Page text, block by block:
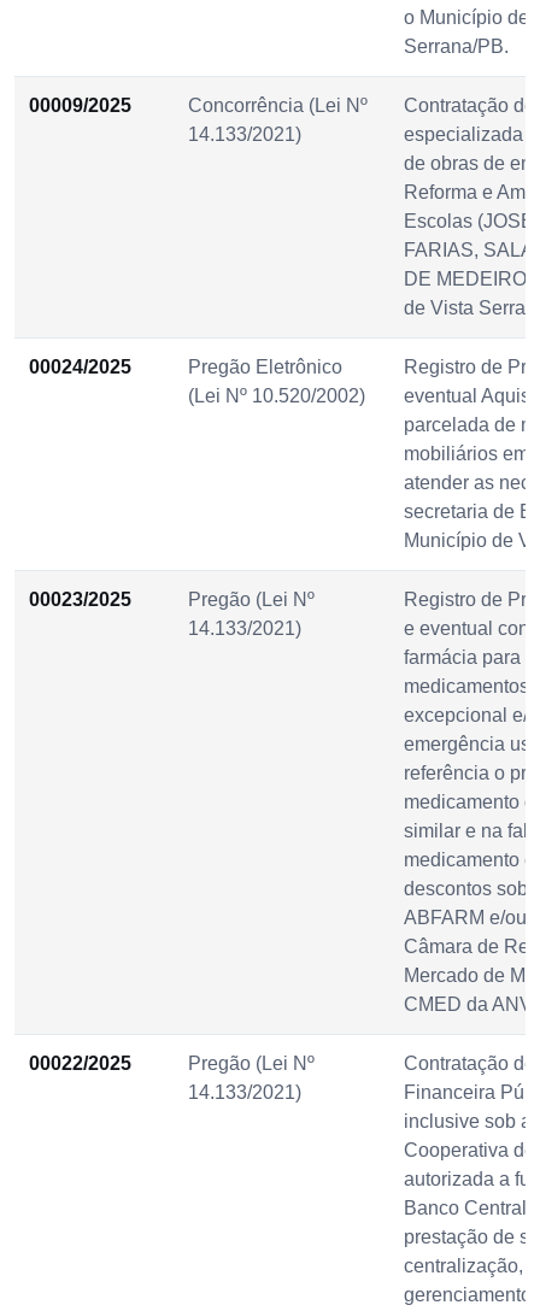
o Município de
Serrana/PB.
00009/2025
Concorrência (Lei Nº
14.133/2021)
Contratação de
especializada
de obras de
Reforma e
Escolas (JOSÉ
FARIAS,
DE
de Vista
00024/2025
Pregão Eletrônico
(Lei Nº 10.520/2002)
Registro de
eventual
parcelada de
mobiliários em
atender as
secretaria de
Município de
00023/2025
Pregão (Lei Nº
14.133/2021)
Registro de
e eventual
farmácia para
medicamentos,
excepcional e/
emergência
referência o
medicamento
similar e na
medicamento
descontos sob
ABFARM e/ou
Câmara de
Mercado de
CMED da
00022/2025
Pregão (Lei Nº
14.133/2021)
Contratação
Financeira
inclusive sob a
Cooperativa de
autorizada a
Banco Central
prestação de
centralização,
gerenciamento